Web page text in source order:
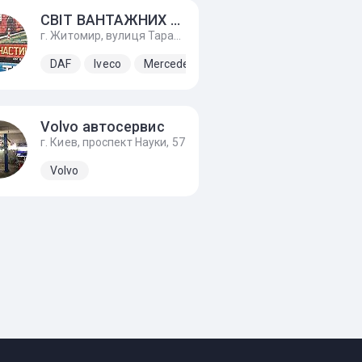
СВІТ ВАНТАЖНИХ ЗАПЧАСТИН
DAF Iveco Mercedes-Benz
Volvo
Volvo автосервис
г. Киев, проспект Науки, 57
Volvo